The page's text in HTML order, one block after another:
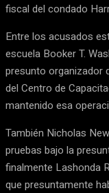
fiscal del condado
Entre los acusados
escuela Booker T.
presunto organizador
del Centro de
mantenido esa
También Nicholas
pruebas bajo la
finalmente Lashonda
que presuntamente